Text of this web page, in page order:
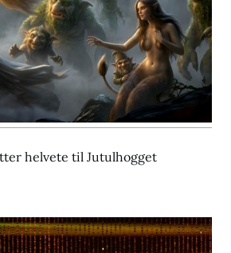
helvete til Jutulhogget